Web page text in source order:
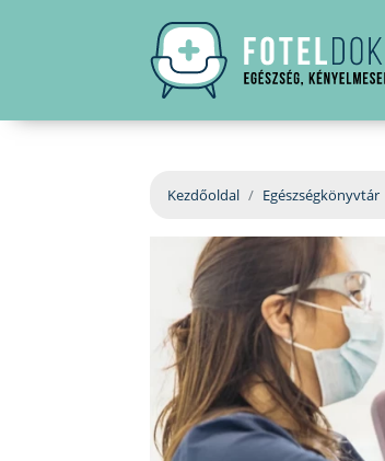
Kezdőoldal Egészségkönyvtár